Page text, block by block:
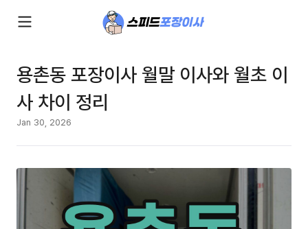
용촌동 포장이사 월말 이사와 월초 이
사 차이 정리
Jan 30, 2026